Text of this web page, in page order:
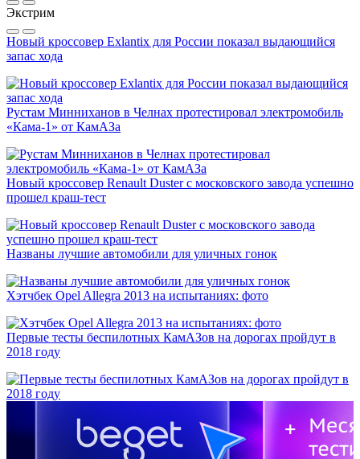
Экстрим
Новый кроссовер Exlantix для России показал выдающийся
запас хода
Рустам Минниханов в Челнах протестировал электромобиль
«Кама-1» от КамАЗа
Новый кроссовер Renault Duster с московского завода успешно
прошел краш-тест
Названы лучшие автомобили для уличных гонок
Хэтчбек Opel Allegra 2013 на испытаниях: фото
Первые тесты беспилотных КамАЗов на дорогах пройдут в
2018 году